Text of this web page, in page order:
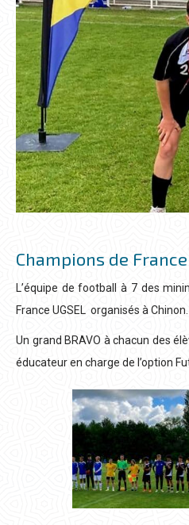
Champions de
L’équipe de football à 7 des
France UGSEL organisés à
Un grand BRAVO à chacun des
éducateur en charge de l’option